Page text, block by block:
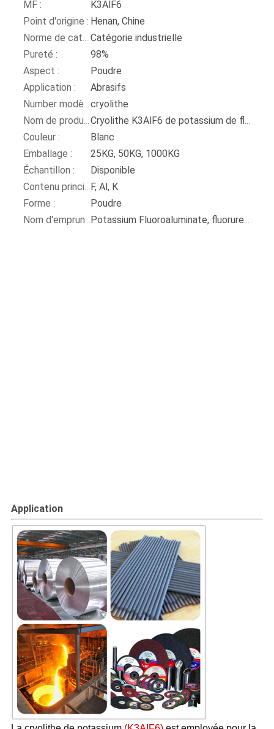
MF :
K3AlF6
Point d'origine : Henan, Chine
Norme de catégorie : Catégorie industrielle
Pureté :
98%
Aspect :
Poudre
Application :
Abrasifs
Number modèle : cryolithe
Nom de produit : Cryolithe K3AlF6 de potassium de fluoroaluminat de prix usine de la Chine
Couleur :
Blanc
Emballage :
25KG, 50KG, 1000KG
Échantillon :
Disponible
Contenu principal : F, Al, K
Forme :
Poudre
Nom d'emprunt : Potassium Fluoroaluminate, fluorure en aluminium de potassium
Application